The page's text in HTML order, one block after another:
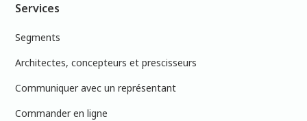
Services
Segments
Architectes, concepteurs et prescisseurs
Communiquer avec un représentant
Commander en ligne